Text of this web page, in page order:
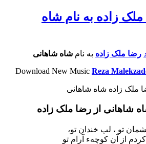
ملک زاده به نام شاه
رضا ملک زاده به نام شاه شاهانی
Download New Music Reza
شاهانی از رضا ملک زاده
تو ، لب خندان تو،
از آن کوچهء آرام تو